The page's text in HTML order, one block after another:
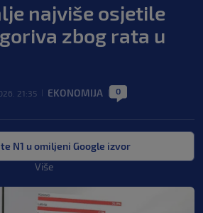
najviše osjetile
zbog rata u
21:35 EKONOMIJA 0
N1 u omiljeni Google izvor
Više